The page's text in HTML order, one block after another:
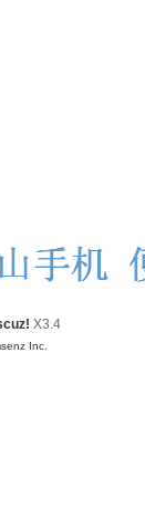
X3.4
Inc.